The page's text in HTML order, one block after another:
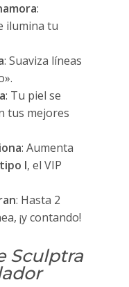
:
ilumina tu
: Suaviza líneas
: Tu piel se
tus mejores
: Aumenta
I, el VIP
: Hasta 2
¡y contando!
Sculptra